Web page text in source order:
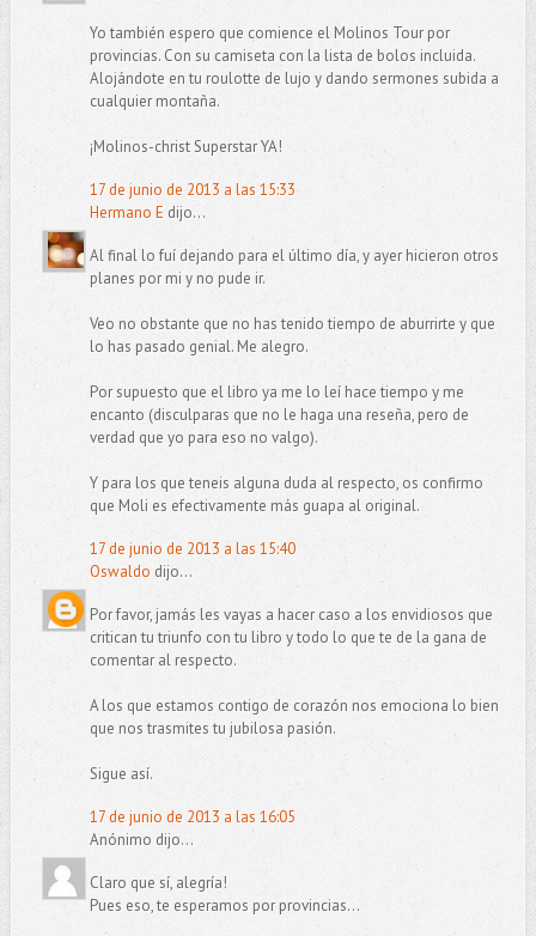
Yo también espero que comience el Molinos Tour por
provincias. Con su camiseta con la lista de bolos incluida.
Alojándote en tu roulotte de lujo y dando sermones subida a
cualquier montaña.
¡Molinos-christ Superstar YA!
17 de junio de 2013 a las 15:33
Hermano E dijo...
Al final lo fuí dejando para el último día, y ayer hicieron otros
planes por mi y no pude ir.
Veo no obstante que no has tenido tiempo de aburrirte y que
lo has pasado genial. Me alegro.
Por supuesto que el libro ya me lo leí hace tiempo y me
encanto (disculparas que no le haga una reseña, pero de
verdad que yo para eso no valgo).
Y para los que teneis alguna duda al respecto, os confirmo
que Moli es efectivamente más guapa al original.
17 de junio de 2013 a las 15:40
Oswaldo dijo...
Por favor, jamás les vayas a hacer caso a los envidiosos que
critican tu triunfo con tu libro y todo lo que te de la gana de
comentar al respecto.
A los que estamos contigo de corazón nos emociona lo bien
que nos trasmites tu jubilosa pasión.
Sigue así.
17 de junio de 2013 a las 16:05
Anónimo dijo...
Claro que sí, alegría!
Pues eso, te esperamos por provincias...